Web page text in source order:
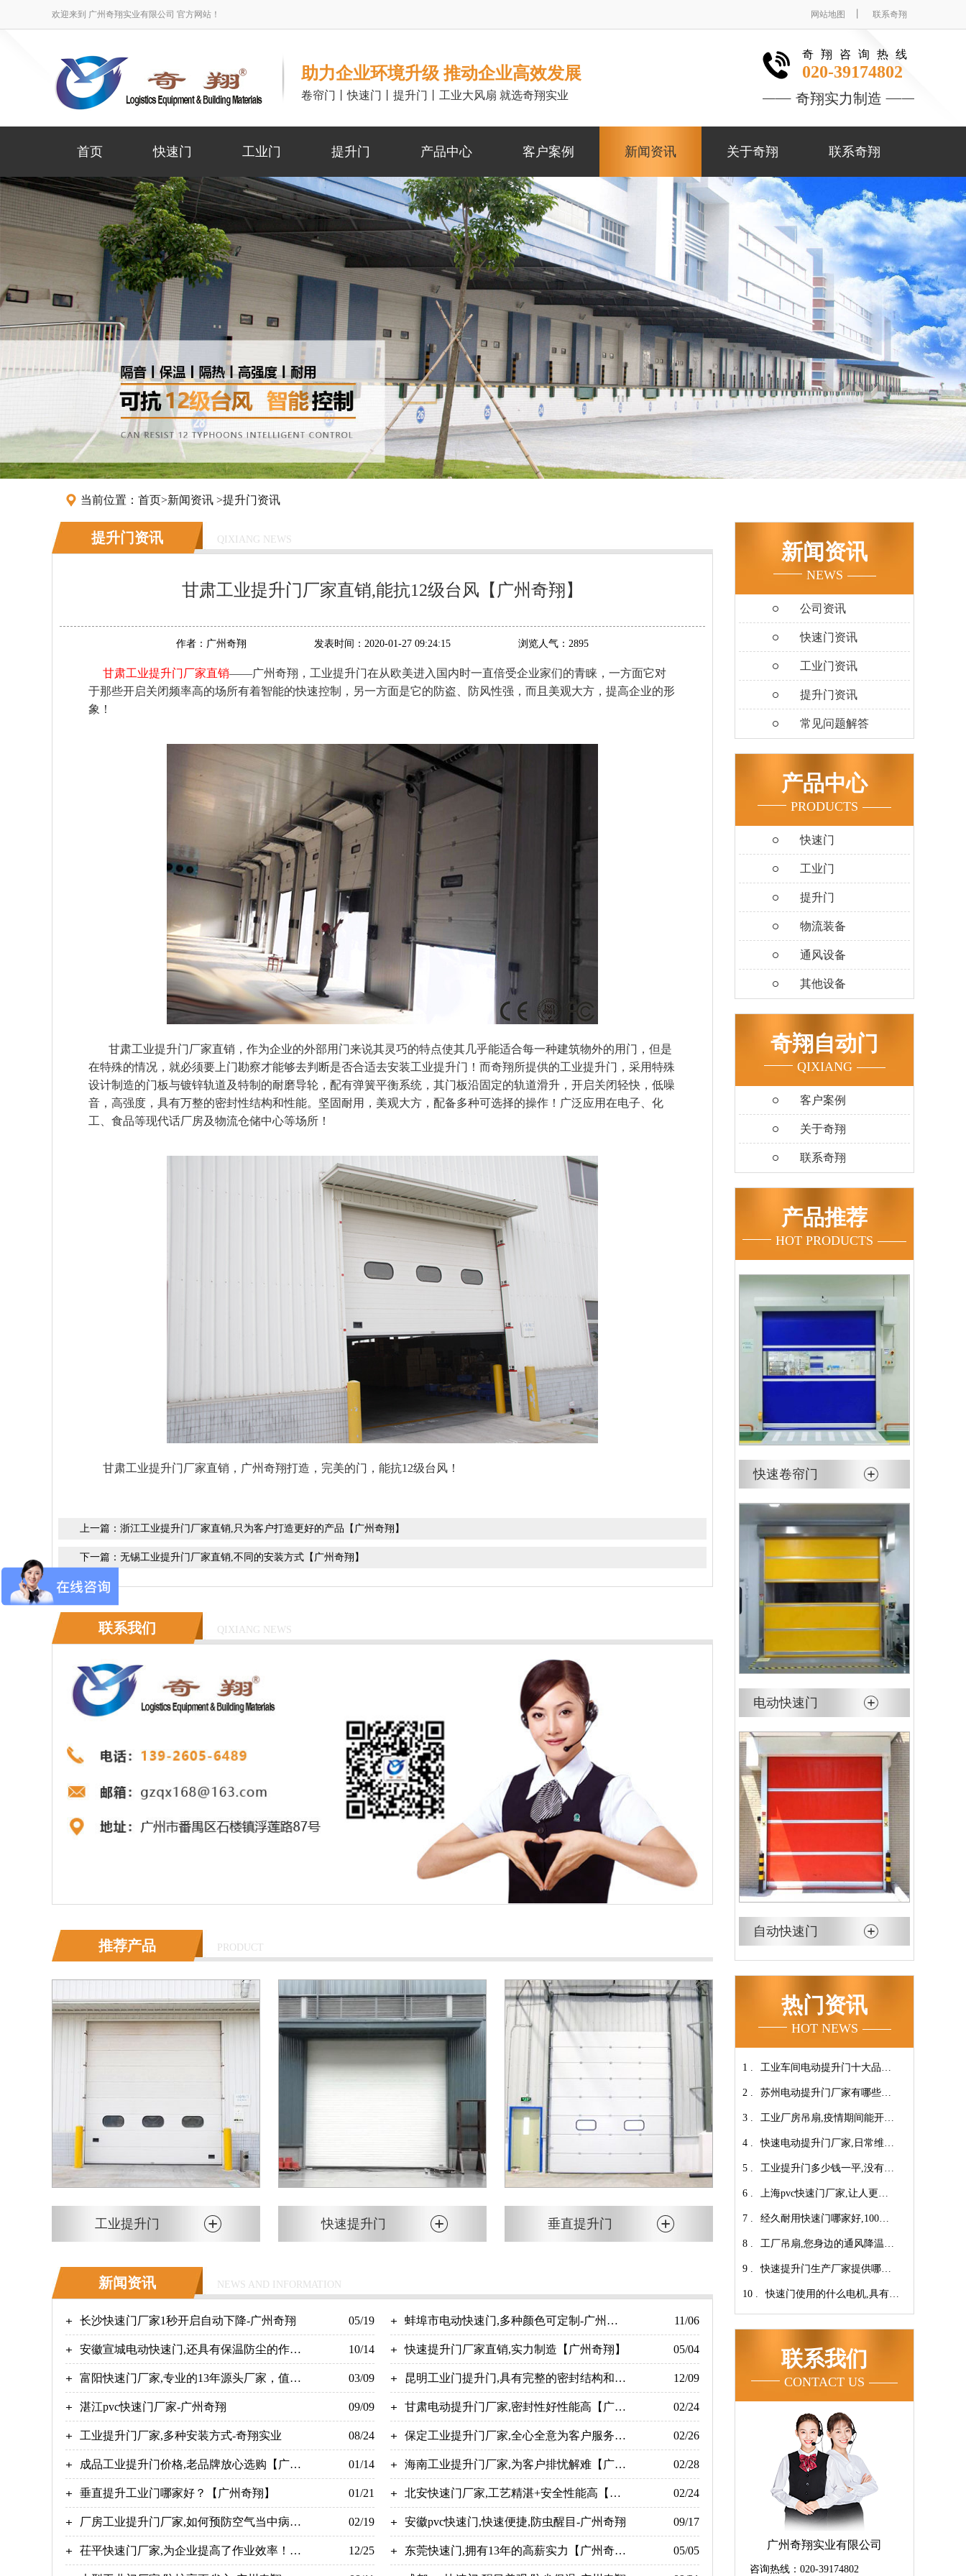
欢迎来到 广州奇翔实业有限公司 官方网站！ 网站地图 联系奇翔
助力企业环境升级 推动企业高效发展
卷帘门丨快速门丨提升门丨工业大风扇 就选奇翔实业
奇翔咨询热线
020-39174802
奇翔实力制造
首页 快速门 工业门 提升门 产品中心 客户案例 新闻资讯 关于奇翔 联系奇翔
当前位置： 首页>新闻资讯 >提升门资讯
提升门资讯 QIXIANG NEWS
甘肃工业提升门厂家直销,能抗12级台风【广州奇翔】
作者： 广州奇翔 发表时间： 2020-01-27 09:24:15 浏览人气： 2895
甘肃工业提升门厂家直销——广州奇翔，工业提升门在从欧美进入国内时一直倍受企业家们的青睐，一方面它对
于那些开启关闭频率高的场所有着智能的快速控制，另一方面是它的防盗、防风性强，而且美观大方，提高企业的形
象！
甘肃工业提升门厂家直销，作为企业的外部用门来说其灵巧的特点使其几乎能适合每一种建筑物外的用门，但是
在特殊的情况，就必须要上门勘察才能够去判断是否合适去安装工业提升门！而奇翔所提供的工业提升门，采用特殊
设计制造的门板与镀锌轨道及特制的耐磨导轮，配有弹簧平衡系统，其门板沿固定的轨道滑升，开启关闭轻快，低噪
音，高强度，具有万整的密封性结构和性能。坚固耐用，美观大方，配备多种可选择的操作！广泛应用在电子、化
工、食品等现代话厂房及物流仓储中心等场所！
甘肃工业提升门厂家直销，广州奇翔打造，完美的门，能抗12级台风！
上一篇： 浙江工业提升门厂家直销,只为客户打造更好的产品【广州奇翔】
下一篇： 无锡工业提升门厂家直销,不同的安装方式【广州奇翔】
联系我们 QIXIANG NEWS
推荐产品 PRODUCT
工业提升门 快速提升门 垂直提升门
新闻资讯 NEWS AND INFORMATION
长沙快速门厂家1秒开启自动下降-广州奇翔 05/19 蚌埠市电动快速门,多种颜色可定制-广州奇
翔
11/06
安徽宣城电动快速门,还具有保温防尘的作
用！-广州奇翔
10/14 快速提升门厂家直销,实力制造【广州奇翔】 05/04
富阳快速门厂家,专业的13年源头厂家，值得
信赖！【广州奇翔】
03/09 昆明工业门提升门,具有完整的密封结构和性
能-广州奇翔
12/09
湛江pvc快速门厂家-广州奇翔 09/09 甘肃电动提升门厂家,密封性好性能高【广州
奇翔】
02/24
工业提升门厂家,多种安装方式-奇翔实业 08/24 保定工业提升门厂家,全心全意为客户服务
【广州奇翔】
02/26
成品工业提升门价格,老品牌放心选购【广州
奇翔】
01/14 海南工业提升门厂家,为客户排忧解难【广州
奇翔】
02/28
垂直提升工业门哪家好？【广州奇翔】 01/21 北安快速门厂家,工艺精湛+安全性能高【广
州奇翔】
02/24
厂房工业提升门厂家,如何预防空气当中病毒
的浓度？【广州奇翔】
02/19 安徽pvc快速门,快速便捷,防虫醒目-广州奇翔 09/17
茌平快速门厂家,为企业提高了作业效率！- 12/25 东莞快速门,拥有13年的高薪实力【广州奇 05/05
新闻资讯
NEWS
公司资讯
快速门资讯
工业门资讯
提升门资讯
常见问题解答
产品中心
PRODUCTS
快速门
工业门
提升门
物流装备
通风设备
其他设备
奇翔自动门
QIXIANG
客户案例
关于奇翔
联系奇翔
产品推荐
HOT PRODUCTS
快速卷帘门
电动快速门
自动快速门
热门资讯
HOT NEWS
1 . 工业车间电动提升门十大品牌
【广州奇翔】
2 . 苏州电动提升门厂家有哪些优
势特点呢？-广州奇翔
3 . 工业厂房吊扇,疫情期间能开空
调吗?【广州奇翔】
4 . 快速电动提升门厂家,日常维保
小技巧！【广州奇翔】
5 . 工业提升门多少钱一平,没有中
间商差价放心选购【广州奇
翔】
6 . 上海pvc快速门厂家,让人更安
心-广州奇翔
7 . 经久耐用快速门哪家好,100万
次连续开启设计【广州奇翔】
8 . 工厂吊扇,您身边的通风降温专
家！【广州奇翔】
9 . 快速提升门生产厂家提供哪些
服务呢-广州奇翔
10 . 快速门使用的什么电机,具有快
联系我们
CONTACT US
广州奇翔实业有限公司
咨询热线：020-39174802